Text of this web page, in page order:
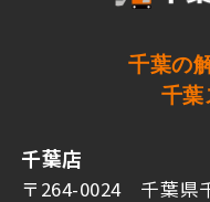
千葉の
千
千葉店
〒264-0024 千葉県